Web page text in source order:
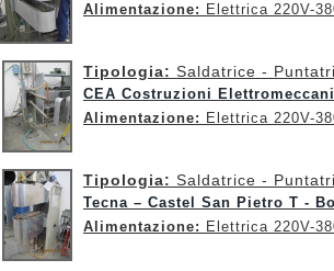
Alimentazione: Elettrica 220V-
Tipologia: Saldatrice -
CEA Costruzioni
Alimentazione: Elettrica 220V-
Tipologia: Saldatrice -
Tecna – Castel San Pietro T -
Alimentazione: Elettrica 220V-